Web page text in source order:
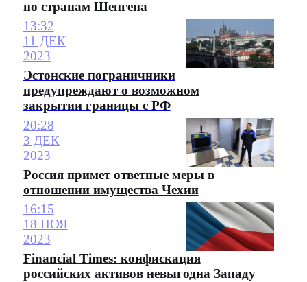
по странам Шенгена
13:32
11 ДЕК
2023
Эстонские пограничники
предупреждают о возможном
закрытии границы с РФ
20:28
3 ДЕК
2023
Россия примет ответные меры в
отношении имущества Чехии
16:15
18 НОЯ
2023
Financial Times: конфискация
российских активов невыгодна Западу